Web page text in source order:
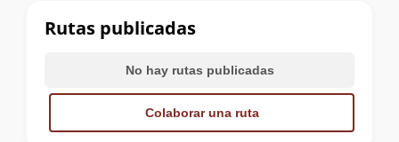
cumbre
Rutas publicadas
No hay rutas publicadas
Colaborar una ruta